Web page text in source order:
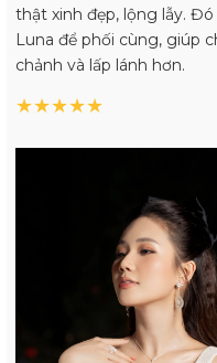
thật xinh đẹp, lộng lẫy.
Luna để phối cùng, giúp
chảnh và lấp lánh hơn.
★★★★★